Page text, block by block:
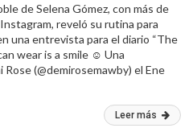
de Selena Gómez, con más de
reveló su rutina para
una entrevista para el diario “The
wear is a smile ☺ Una
(@demirosemawby) el Ene
Leer más